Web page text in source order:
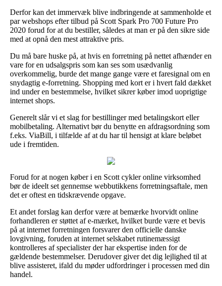
Derfor kan det immervæk blive indbringende at sammenholde et
par webshops efter tilbud på Scott Spark Pro 700 Future Pro
2020 forud for at du bestiller, således at man er på den sikre side
med at opnå den mest attraktive pris.
Du må bare huske på, at hvis en forretning på nettet afhænder en
vare for en udsalgspris som kan ses som usædvanlig
overkommelig, burde det mange gange være et faresignal om en
snydagtig e-forretning. Shopping med kort er i hvert fald dækket
ind under en bestemmelse, hvilket sikrer køber imod uoprigtige
internet shops.
Generelt slår vi et slag for bestillinger med betalingskort eller
mobilbetaling. Alternativt bør du benytte en afdragsordning som
f.eks. ViaBill, i tilfælde af at du har til hensigt at klare beløbet
ude i fremtiden.
Forud for at nogen køber i en Scott cykler online virksomhed
bør de ideelt set gennemse webbutikkens forretningsaftale, men
det er oftest en tidskrævende opgave.
Et andet forslag kan derfor være at bemærke hvorvidt online
forhandleren er støttet af e-mærket, hvilket burde være et bevis
på at internet forretningen forsvarer den officielle danske
lovgivning, foruden at internet selskabet rutinemæssigt
kontrolleres af specialister der har ekspertise inden for de
gældende bestemmelser. Derudover giver det dig lejlighed til at
blive assisteret, ifald du møder udfordringer i processen med din
handel.